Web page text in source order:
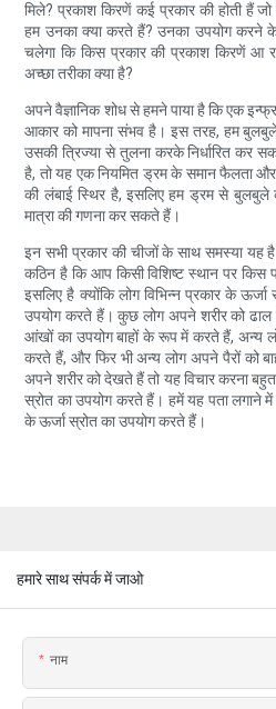
मिले? प्रकाश किरणें कई प्रकार की होती हैं जो
हम उनका क्या करते हैं? उनका उपयोग करने के
चलेगा कि किस प्रकार की प्रकाश किरणें आ
अच्छा तरीका क्या है?
अपने वैज्ञानिक शोध से हमने पाया है कि एक
आकार को मापना संभव है। इस तरह, हम
उसकी त्रिज्या से तुलना करके निर्धारित कर
है, तो यह एक नियमित ड्रम के समान फैलता
की लंबाई स्थिर है, इसलिए हम ड्रम से
मात्रा की गणना कर सकते हैं।
इन सभी प्रकार की चीजों के साथ समस्या यह
कठिन है कि आप किसी विशिष्ट स्थान पर किस
इसलिए है क्योंकि लोग विभिन्न प्रकार के ऊर्जा
उपयोग करते हैं। कुछ लोग अपने शरीर को
आंखों का उपयोग बाहों के रूप में करते हैं, अन्य
करते हैं, और फिर भी अन्य लोग अपने पैरों को
अपने शरीर को देखते हैं तो यह विचार करना
स्रोत का उपयोग करते हैं। हमें यह पता लगाने में
के ऊर्जा स्रोत का उपयोग करते हैं।
हमारे साथ संपर्क में जाओ
नाम